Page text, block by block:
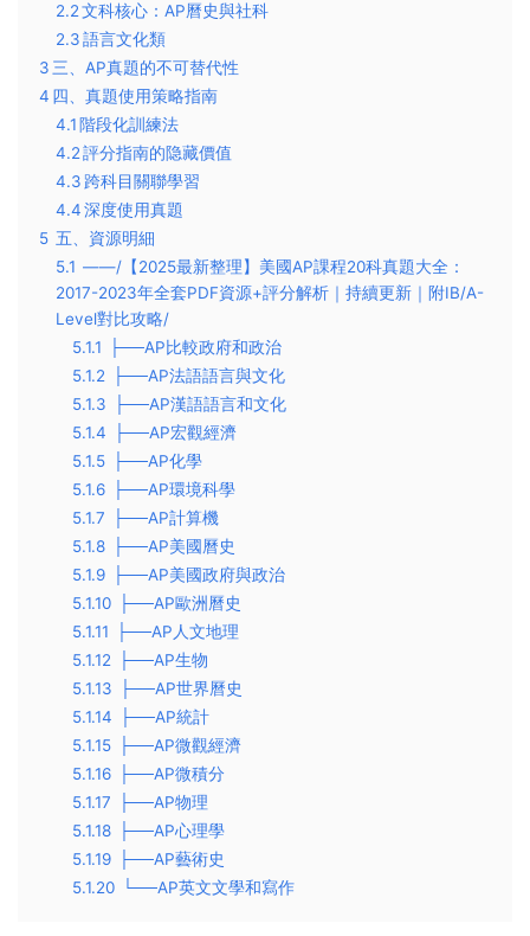
2.2​文科核心：AP曆史與社科​
2.3​語言文化類​
3​三、AP真題的不可替代性
4 ​四、真題使用策略指南
4.1 ​階段化訓練法​
4.2​評分指南的隐藏價值​
4.3​跨科目關聯學習​
4.4​深度使用真題
5 五、資源明細
5.1 ——/【2025最新整理】美國AP課程20科真題大全：
2017-2023年全套PDF資源+評分解析｜持續更新｜附IB/A-
Level對比攻略/
5.1.1
├──AP比較政府和政治
5.1.2
├──AP法語語言與文化
5.1.3
├──AP漢語語言和文化
5.1.4
├──AP宏觀經濟
5.1.5
├──AP化學
5.1.6
├──AP環境科學
5.1.7
├──AP計算機
5.1.8
├──AP美國曆史
5.1.9
├──AP美國政府與政治
5.1.10
├──AP歐洲曆史
5.1.11
├──AP人文地理
5.1.12
├──AP生物
5.1.13
├──AP世界曆史
5.1.14
├──AP統計
5.1.15
├──AP微觀經濟
5.1.16
├──AP微積分
5.1.17
├──AP物理
5.1.18
├──AP心理學
5.1.19
├──AP藝術史
5.1.20
└──AP英文文學和寫作